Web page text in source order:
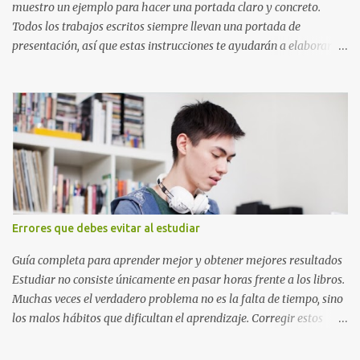
muestro un ejemplo para hacer una portada claro y concreto.
Todos los trabajos escritos siempre llevan una portada de
presentación, así que estas instrucciones te ayudarán a elaborar
compartir el enlace de este artículo para que así como a ti también
ellos se puedan guiar con esta explicación. Los datos esenciales
para una portada para presentar un trabajo escrito a mano o
impreso son los siguientes y en este orden: Nombre de la escuela o
del instituto (Es muy importante este dato) Título del trabajo
(Puede ser: Ensayo sobre la lectura, o Informe de computación)
Nombre completo del alumno que va a presentar dicho trabajo
escrito La clase, materia ó asignatura Grupo Nombre del maestro
o catedrático Ciudad y fecha...
Errores que debes evitar al estudiar
Guía completa para aprender mejor y obtener mejores resultados
Estudiar no consiste únicamente en pasar horas frente a los libros.
Muchas veces el verdadero problema no es la falta de tiempo, sino
los malos hábitos que dificultan el aprendizaje. Corregir estos